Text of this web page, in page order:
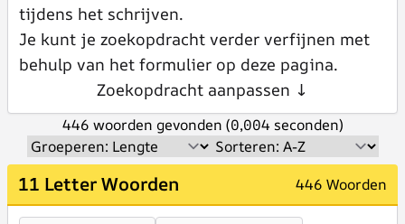
tijdens het schrijven.
Je kunt je zoekopdracht verder verfijnen met
behulp van het formulier op deze pagina.
Zoekopdracht aanpassen ↓
446 woorden gevonden (0,004 seconden)
11 Letter Woorden 446 Woorden